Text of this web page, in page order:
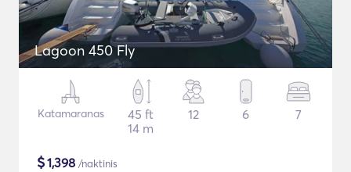
Lagoon 450 Fly
Katamaranas
45 ft
14 m
12 6 7
$1,398 /naktinis